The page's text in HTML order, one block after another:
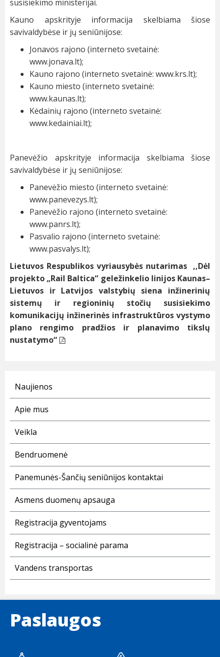
susisiekimo ministerijai.
Kauno apskrityje informacija skelbiama šiose
savivaldybėse ir jų seniūnijose:
Jonavos rajono (interneto svetainė:
www.jonava.lt);
Kauno rajono (interneto svetainė: www.krs.lt);
Kauno miesto (interneto svetainė:
www.kaunas.lt);
Kėdainių rajono (interneto svetainė:
www.kedainiai.lt);
Panevėžio apskrityje informacija skelbiama šiose
savivaldybėse ir jų seniūnijose:
Panevėžio miesto (interneto svetainė:
www.panevezys.lt);
Panevėžio rajono (interneto svetainė:
www.panrs.lt);
Pasvalio rajono (interneto svetainė:
www.pasvalys.lt);
Lietuvos Respublikos vyriausybės nutarimas ,,Dėl
projekto „Rail Baltica“ geležinkelio linijos Kaunas–
Lietuvos ir Latvijos valstybių siena inžinerinių
sistemų ir regioninių stočių susisiekimo
komunikacijų inžinerinės infrastruktūros vystymo
plano rengimo pradžios ir planavimo tikslų
nustatymo“
Naujienos
Apie mus
Veikla
Bendruomenė
Panemunės-Šančių seniūnijos kontaktai
Asmens duomenų apsauga
Registracija gyventojams
Registracija – socialinė parama
Vandens transportas
Paslaugos